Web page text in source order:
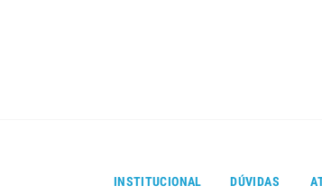
INSTITUCIONAL DÚVIDAS